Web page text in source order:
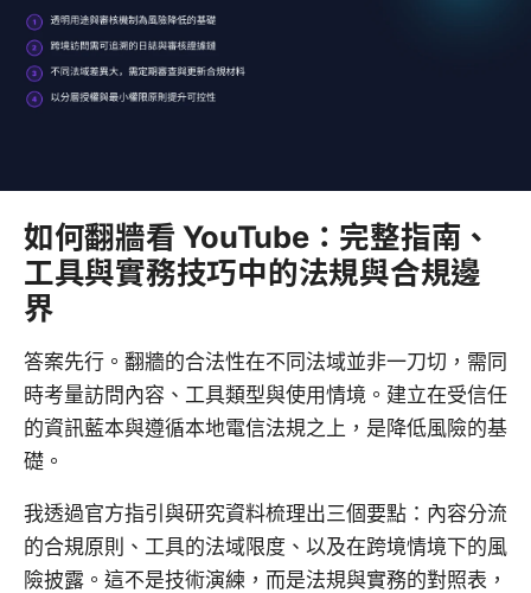
如何翻牆看 YouTube：完整指南、
工具與實務技巧中的法規與合規邊
界
答案先行。翻牆的合法性在不同法域並非一刀切，需同
時考量訪問內容、工具類型與使用情境。建立在受信任
的資訊藍本與遵循本地電信法規之上，是降低風險的基
礎。
我透過官方指引與研究資料梳理出三個要點：內容分流
的合規原則、工具的法域限度、以及在跨境情境下的風
險披露。這不是技術演練，而是法規與實務的對照表，